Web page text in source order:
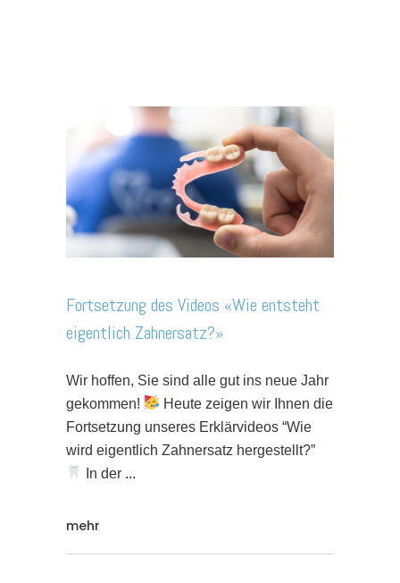
Fortsetzung des Videos «Wie entsteht
eigentlich Zahnersatz?»
Wir hoffen, Sie sind alle gut ins neue Jahr
gekommen!
Heute zeigen wir Ihnen die
Fortsetzung unseres Erklärvideos “Wie
wird eigentlich Zahnersatz hergestellt?”
In der
mehr